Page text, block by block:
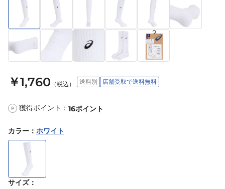
￥1,760 （税込） 送料別 店舗受取で送料無料
P 獲得ポイント： 16ポイント
カラー ： ホワイト
サイズ：